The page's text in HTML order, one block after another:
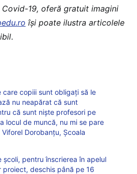
19, oferă gratuit imagini
îşi poate ilustra articolele
.
care copiii sunt obligați să le
nu neapărat că sunt
că sunt niște profesori pe
locul de muncă, nu mi se pare
Dorobanțu, Școala
pentru înscrierea în apelul
deschis până pe 16